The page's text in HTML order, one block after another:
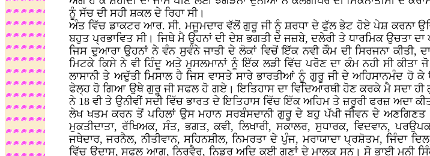
ਨੂੰ ਸੱਚ ਦੀ ਸਹੀ ਸ਼ਕਲ ਦੇ ਰਿਹਾ ਸੀ।
ਅੰਤ ਵਿੱਚ ਡਾਕਟਰ ਆਰ. ਸੀ. ਮਜੂਮਦਾਰ ਵੱਲੋਂ ਗੁਰੂ ਜੀ ਨੂੰ ਸ਼ਰਧਾ ਦੇ ਫੁੱਲ ਭੇਟ ਹੋਏ ਪੇਸ਼ ਕਰਨਾ
ਬਹੁਤ ਪ੍ਰਭਾਵਿਤ ਸੀ। ਜਿਥੇ ਮੈ ਉਹਨਾਂ ਦੀ ਦੇਸ਼ ਭਗਤੀ ਦੇ ਜਜ਼ਬੇ, ਦਲੇਰੀ ਤੇ ਧਾਰਮਿਕ
ਜਿਸ ਦੁਆਰਾ ਉਹਨਾਂ ਨੇ ਵੰਨ ਸੁਵੰਨੇ ਜਾਤੀ ਦੇ ਲੋਕਾਂ ਵਿਚੋਂ ਇੱਕ ਨਵੀ ਕੌਮ ਦੀ ਸਿਰਜਨਾ ਕੀਤੀ,
ਮਿਟਕੇ ਕਿਸੇ ਨੇ ਵੀ ਹਿੰਦੂ ਅਤੇ ਮੁਸਲਮਾਨਾਂ ਨੂੰ ਇੱਕ ਲੜੀ ਵਿੱਚ ਪਰੋਣ ਦਾ ਕੰਮ ਨਹੀ ਸੀ
ਲਾਸਾਨੀ ਤੇ ਅਦੁੱਤੀ ਮਿਸਾਲ ਹੈ ਜਿਸ ਵਾਸਤੇ ਸਾਰੇ ਭਾਰਤੀਆਂ ਨੂੰ ਗੁਰੂ ਜੀ ਦੇ ਅਹਿਸਾਨਮੰਦ ਹੋ
ਫੇਲ੍ਹ ਹੋ ਗਿਆ ਉਥੇ ਗੁਰੂ ਜੀ ਸਫਲ ਹੋ ਗਏ। ਇਤਿਹਾਸ ਦਾ ਵਿਦਿਆਰਥੀ ਹੋਣ ਕਰਕੇ ਮੈ ਸਦਾ ਹੀ
ਨੇ 18 ਵੀ ਤੇ ਉਨੀਵੀਂ ਸਦੀ ਵਿੱਚ ਭਾਰਤ ਦੇ ਇਤਿਹਾਸ ਵਿੱਚ ਇੱਕ ਅਹਿਮ ਤੇ ਜ਼ਰੂਰੀ ਫਰਜ਼ ਅਦਾ
ਲੇਖ ਖਤਮ ਕਰਨ ਤੋਂ ਪਹਿਲਾਂ ਉਸ ਮਹਾਨ ਸਰਬੰਸਦਾਨੀ ਗੁਰੂ ਦੇ ਬਹੁ ਪੱਖੀ ਜੀਵਨ ਦੇ
ਮੁਕਤੀਦਾਤਾ, ਰੱਖਿਅਕ, ਸੰਤ, ਭਗਤ, ਕਵੀ, ਲਿਖਾਰੀ, ਸਕਾਲਰ, ਸੁਧਾਰਕ, ਵਿਦਵਾਨ,
ਜਥੇਦਾਰ, ਜਰਨੈਲ, ਨੀਤੀਵਾਨ, ਸਹਿਨਸ਼ੀਲ, ਨਿਮਰਤਾ ਦੇ ਪੁੰਜ, ਮਰਾਯਾਦਾ ਪ੍ਰਸ਼ੋਤਮ, ਜਿੰਦਾ
ਵਿੱਚ ਉਦਾਸ, ਸਫਲ ਆਗੂ, ਨਿਰਵੈਰ, ਨਿਡਰ ਅਦਿ ਕਈ ਗੁਣਾਂ ਦੇ ਮਾਲਕ ਸਨ। ਸੋ ਭਾਈ ਮਨੀ